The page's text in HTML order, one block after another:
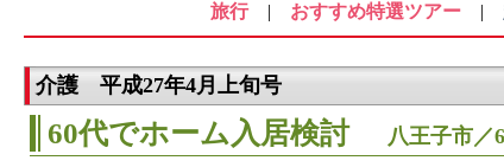
旅行| おすすめ特選ツアー |
介護 平成27年4月上旬号
60代でホーム入居検討 八王子市／